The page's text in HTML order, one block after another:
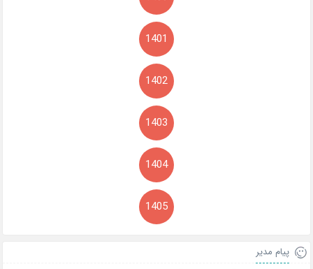
1401
1402
1403
1404
1405
پیام مدیر